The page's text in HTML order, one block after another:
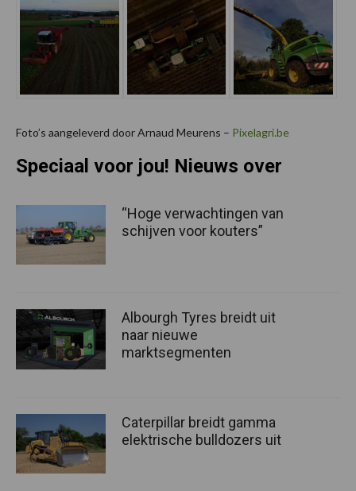
Foto’s aangeleverd door Arnaud Meurens – Pixelagri.be
Speciaal voor jou! Nieuws over
“Hoge verwachtingen van
schijven voor kouters”
Albourgh Tyres breidt uit
naar nieuwe
marktsegmenten
Caterpillar breidt gamma
elektrische bulldozers uit